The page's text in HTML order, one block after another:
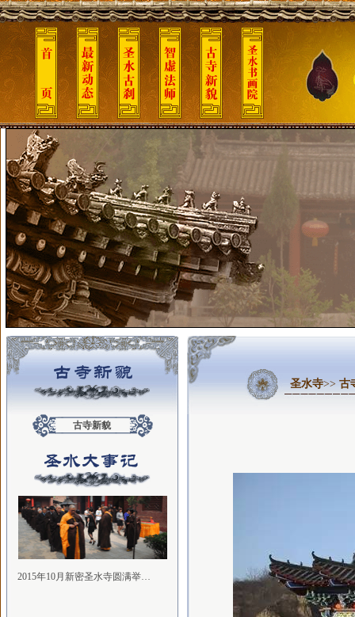
圣水寺>> 古
古寺新貌
2015年10月新密圣水寺圆满举…